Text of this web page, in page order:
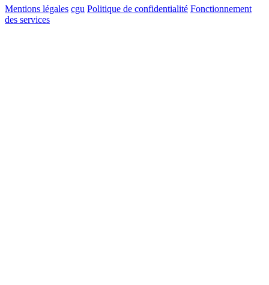
Mentions légales cgu Politique de confidentialité Fonctionnement
des services